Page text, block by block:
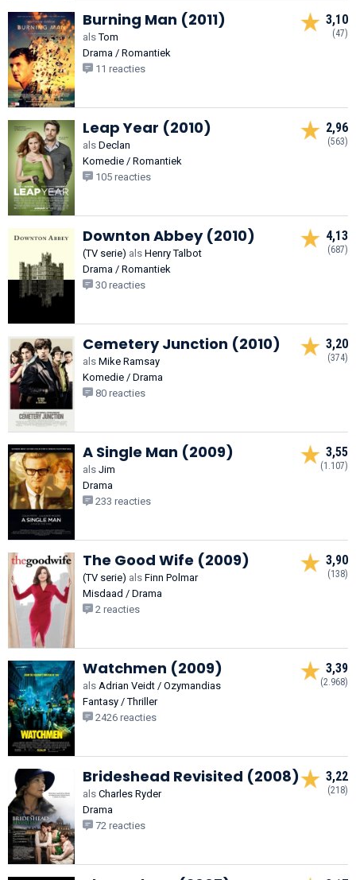
Burning Man (2011)
alsTom
Drama / Romantiek
11 reacties
3,10
(47)
Leap Year (2010)
als Declan
Komedie / Romantiek
105 reacties
2,96
(563)
Downton Abbey (2010)
(TV serie) als Henry Talbot
Drama / Romantiek
30 reacties
4,13
(687)
Cemetery Junction (2010)
als Mike Ramsay
Komedie / Drama
80 reacties
3,20
(374)
A Single Man (2009)
als Jim
Drama
233 reacties
3,55
(1.107)
The Good Wife (2009)
(TV serie) als Finn Polmar
Misdaad / Drama
2 reacties
3,90
(138)
Watchmen (2009)
als Adrian Veidt / Ozymandias
Fantasy / Thriller
2426 reacties
3,39
(2.968)
Brideshead Revisited (2008)
als Charles Ryder
Drama
72 reacties
3,22
(218)